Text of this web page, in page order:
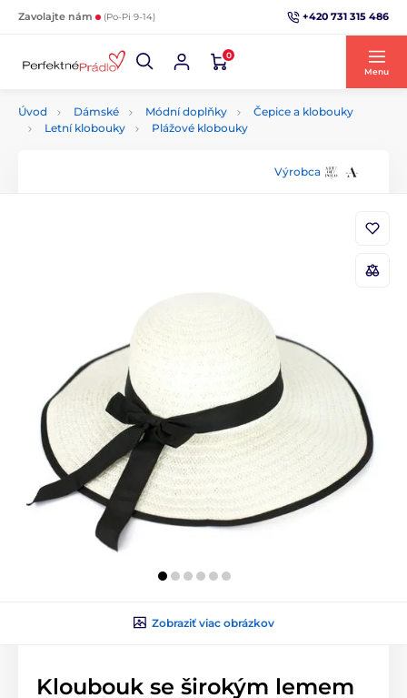
Zavolajte nám (Po-Pi 9-14) +420 731 315 486
0
Menu
Úvod Dámské Módní doplňky
Čepice a klobouky
Letní klobouky
Plážové klobouky
Výrobca
Zobraziť viac obrázkov
Kloubouk se širokým lemem